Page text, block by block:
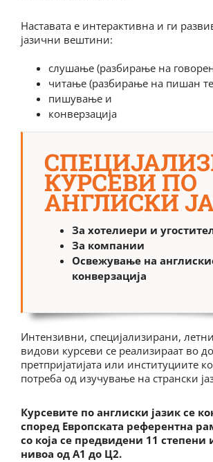
Наставата е интерактивна и ги
јазични вештини:
слушање (разбирање на говорен
читање (разбирање на пишан
пишување и
конверзација
КУРСЕВИ ПО
АНГЛИСКИ
За хотелиери и
За компании
Освежување на
конверзација
Интензивни, специјализирани,
видови курсеви се реализираат во
претпријатијата или институциите
потреба од изучување на странски
Курсевите по англиски јазик се
според Европската референтна
со која се предвидени 11 степени
нивоа од А1 до Ц2.